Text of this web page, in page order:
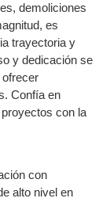
demoliciones
es
trayectoria y
y dedicación se
Confía en
con la
con
alto nivel en